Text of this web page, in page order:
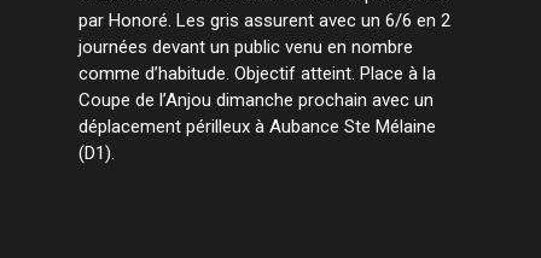
par Honoré. Les gris assurent avec un 6/6 en 2
journées devant un public venu en nombre
comme d’habitude. Objectif atteint. Place à la
Coupe de l’Anjou dimanche prochain avec un
déplacement périlleux à Aubance Ste Mélaine
(D1).